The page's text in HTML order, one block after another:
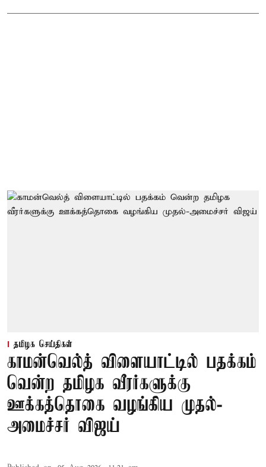
தமிழக செய்திகள்
காமன்வெல்த் விளையாட்டில் பதக்கம்
வென்ற தமிழக வீரர்களுக்கு
ஊக்கத்தொகை வழங்கிய முதல்-
அமைச்சர் விஜய்